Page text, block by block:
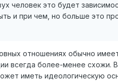
человек это будет
и при чем, но больше это
отношениях обычно
всегда более-менее схожи.
иметь идеологическую